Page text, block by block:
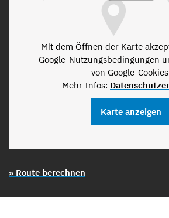
Mit dem Öffnen der Karte
Google-Nutzungsbedingungen
von Google-
Mehr Infos:
Karte anzeigen
» Route berechnen